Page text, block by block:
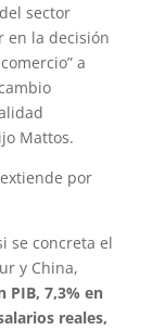
sector
en la decisión
a
Mattos.
por
se concreta el
y China,
PIB, 7,3% en
reales,